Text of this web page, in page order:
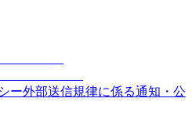
ー外部送信規律に係る通知・公